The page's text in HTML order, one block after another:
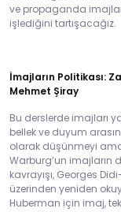
ve propaganda
işlediğini tartışacağız.
İmajların Politikası:
Mehmet Şiray
Bu derslerde imajları
bellek ve duyum
olarak düşünmeyi
Warburg’un imajların
kavrayışı, Georges
üzerinden yeniden
Huberman için imaj,